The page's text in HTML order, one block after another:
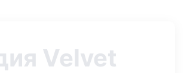
Velvet